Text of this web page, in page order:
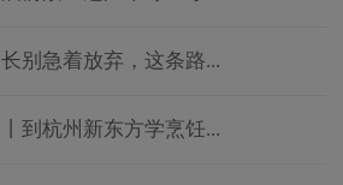
别急着放弃，这条路...
到杭州新东方学烹饪...